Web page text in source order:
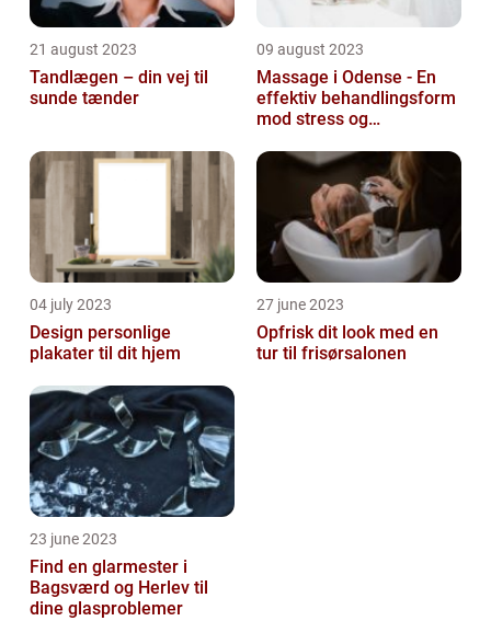
21 august 2023
Tandlægen – din vej til
sunde tænder
09 august 2023
Massage i Odense - En
effektiv behandlingsform
mod stress og
04 july 2023
Design personlige
plakater til dit hjem
27 june 2023
Opfrisk dit look med en
tur til frisørsalonen
23 june 2023
Find en glarmester i
Bagsværd og Herlev til
dine glasproblemer